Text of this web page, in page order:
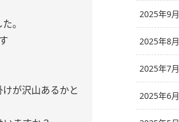
。
が沢山あるかと
2025年9月
2025年8月
2025年7月
2025年6月